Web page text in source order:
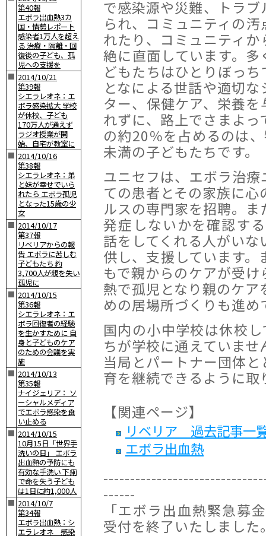
第40報
エボラ出血熱3カ
国・情勢レポート
感染者1万人を超え
る 治療・隔離・回
復後の子ども、孤
児への支援を
■ 2014/10/21
第39報
シエラレオネ：エ
ボラ感染拡大 学校
が休校、子ども
170万人が通えず
ラジオ授業が開
始、自宅が教室に
■ 2014/10/16
第38報
シエラレオネ：弟
と妹が幸せでいら
れたら エボラ孤児
となった15歳の少
女
■ 2014/10/17
第37報
リベリアからの報
告 エボラに苦しむ
子どもたち 約
3,700人が親を失い
孤児に
■ 2014/10/15
第36報
シエラレオネ：エ
ボラ回復者の経験
を生かすために 自
身と子どものケア
のための会議を実
施
■ 2014/10/13
第35報
ナイジェリア： ソ
ーシャルメディア
でエボラ感染を食
い止める
■ 2014/10/15
10月15日「世界手
洗いの日」 エボラ
出血熱の予防にも
有効な手洗い 下痢
で命を失う子ども
は1日に約1,000人
■ 2014/10/7
第34報
エボラ出血熱：シ
エラレオネ 感染
で感染源や災難、トラブ
られ、コミュニティの汚
れたり、コミュニティか
絶に直面しています。多
どもたちはひとりぼっち
となによる世話や適切な
ター、保健ケア、栄養を
れずに、路上でさまよ
の約20％を占めるのは
未満の子どもたちです。
ユニセフは、エボラ治
ての患者とその家族に
ルスの専門家を招聘。
発症しないかを確認す
話をしてくれる人がい
供し、支援しています
もで親からのケアが受
熱で孤児となり親のケ
めの居場所づくりも進め
国内の小中学校は休校
ちが学校に通えていま
当局とパートナー団体
育を継続できるように取
【関連ページ】
リベリア 過去記事一
エボラ出血熱
------
「エボラ出血熱緊急募
受付を終了いたしました